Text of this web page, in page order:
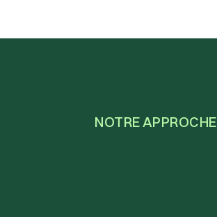
NOTRE APPROCHE